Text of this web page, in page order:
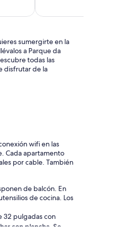
sumergirte en la
a Parque da
todas las
disfrutar de la
wifi en las
Cada apartamento
por cable. También
de balcón. En
de cocina. Los
32 pulgadas con